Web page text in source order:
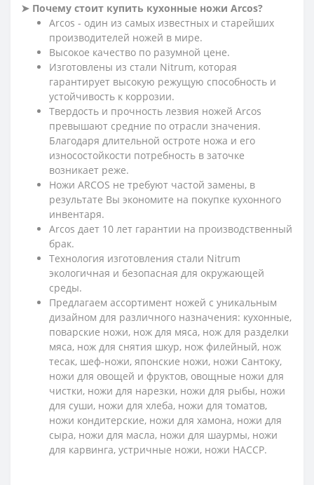
➤ Почему стоит купить кухонные ножи Arcos?
Arcos - один из самых известных и старейших
производителей ножей в мире.
Высокое качество по разумной цене.
Изготовлены из стали Nitrum, которая
гарантирует высокую режущую способность и
устойчивость к коррозии.
Твердость и прочность лезвия ножей Arcos
превышают средние по отрасли значения.
Благодаря длительной остроте ножа и его
износостойкости потребность в заточке
возникает реже.
Ножи ARCOS не требуют частой замены, в
результате Вы экономите на покупке кухонного
инвентаря.
Arcos дает 10 лет гарантии на производственный
брак.
Технология изготовления стали Nitrum
экологичная и безопасная для окружающей
среды.
Предлагаем ассортимент ножей с уникальным
дизайном для различного назначения: кухонные,
поварские ножи, нож для мяса, нож для разделки
мяса, нож для снятия шкур, нож филейный, нож
тесак, шеф-ножи, японские ножи, ножи Сантоку,
ножи для овощей и фруктов, овощные ножи для
чистки, ножи для нарезки, ножи для рыбы, ножи
для суши, ножи для хлеба, ножи для томатов,
ножи кондитерские, ножи для хамона, ножи для
сыра, ножи для масла, ножи для шаурмы, ножи
для карвинга, устричные ножи, ножи HACCP.